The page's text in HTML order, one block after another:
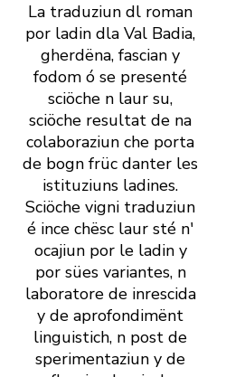
La traduziun dl roman
por ladin dla Val Badia,
gherdëna, fascian y
fodom ó se presenté
sciöche n laur su,
sciöche resultat de na
colaboraziun che porta
de bogn früc danter les
istituziuns ladines.
Sciöche vigni traduziun
é ince chësc laur sté n'
ocajiun por le ladin y
por sües variantes, n
laboratore de inrescida
y de aprofondimënt
linguistich, n post de
sperimentaziun y de